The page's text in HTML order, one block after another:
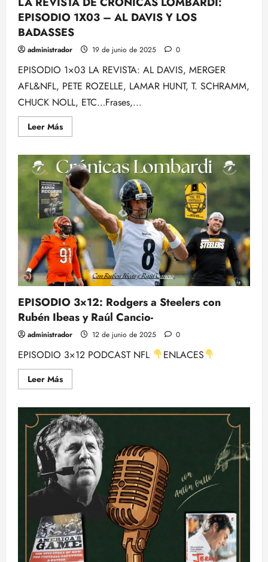
EPISODIO 1X03 – AL DAVIS Y LOS
BADASSES
administrador 19 de junio de 2025 0
EPISODIO 1×03 LA REVISTA: AL DAVIS, MERGER
AFL&NFL, PETE ROZELLE, LAMAR HUNT, T. SCHRAMM,
CHUCK NOLL, ETC…Frases,...
Leer MásLeer
más
LA
REVISTA
DE
CRONICAS
LOMBARDI:
EPISODIO
1X03
–
AL
DAVIS
Y
LOS
BADASSES
EPISODIO 3×12: Rodgers a Steelers con
Rubén Ibeas y Raúl Cancio-
administrador 12 de junio de 2025 0
EPISODIO 3×12 PODCAST NFL ENLACES
Leer MásLeer
más
EPISODIO
3×12:
Rodgers
a
Steelers
con
Rubén
Ibeas
y
Raúl
Cancio-